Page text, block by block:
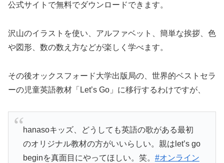
公式サイトで無料でダウンロードできます。
沢山のイラストを使い、アルファベット、簡単な挨拶、色
や図形、数の数え方などが楽しく学べます。
その後オックスフォード大学出版局の、世界的ベストセラ
ーの児童英語教材「Let’s Go」に移行するわけですが、
hanasoキッズ、どうしても英語の歌がある最初
のオリジナル教材の方がいいらしい。親はlet’s go
beginを真面目にやってほしい。笑。 #オンライン